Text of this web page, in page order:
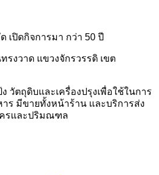
ปิดกิจการมา กว่า 50 ปี
งวาด แขวงจักรวรรดิ เขต
วัตถุดิบและเครื่องปรุงเพื่อใช้ในการ
ร มีขายทั้งหน้าร้าน และบริการส่ง
ครและปริมณฑล